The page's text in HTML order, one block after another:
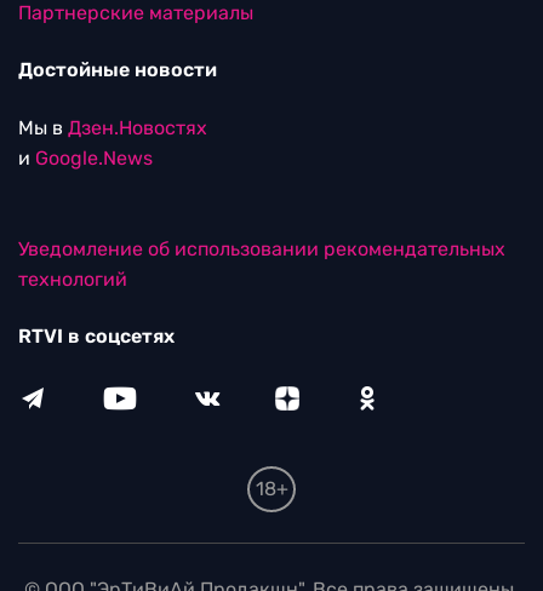
Партнерские материалы
Достойные новости
Мы в Дзен.Новостях
и Google.News
Уведомление об использовании рекомендательных
технологий
RTVI в соцсетях
18+